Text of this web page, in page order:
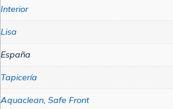
Interior
Lisa
España
Tapicería
Aquaclean,Safe Front